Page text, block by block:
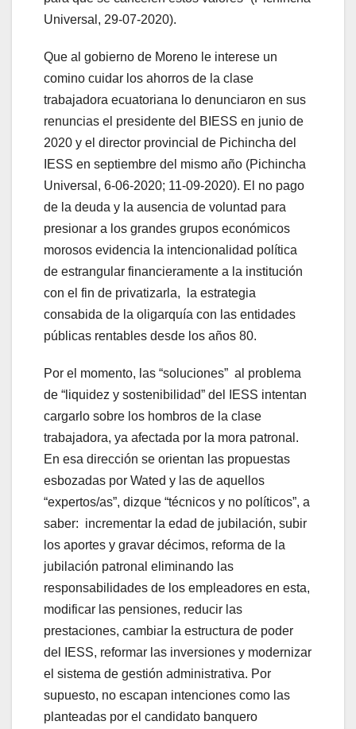
Universal, 29-07-2020).
Que al gobierno de Moreno le interese un
comino cuidar los ahorros de la clase
trabajadora ecuatoriana lo denunciaron en sus
renuncias el presidente del BIESS en junio de
2020 y el director provincial de Pichincha del
IESS en septiembre del mismo año (Pichincha
Universal, 6-06-2020; 11-09-2020). El no pago
de la deuda y la ausencia de voluntad para
presionar a los grandes grupos económicos
morosos evidencia la intencionalidad política
de estrangular financieramente a la institución
con el fin de privatizarla, la estrategia
consabida de la oligarquía con las entidades
públicas rentables desde los años 80.
Por el momento, las “soluciones” al problema
de “liquidez y sostenibilidad” del IESS intentan
cargarlo sobre los hombros de la clase
trabajadora, ya afectada por la mora patronal.
En esa dirección se orientan las propuestas
esbozadas por Wated y las de aquellos
“expertos/as”, dizque “técnicos y no políticos”, a
saber: incrementar la edad de jubilación, subir
los aportes y gravar décimos, reforma de la
jubilación patronal eliminando las
responsabilidades de los empleadores en esta,
modificar las pensiones, reducir las
prestaciones, cambiar la estructura de poder
del IESS, reformar las inversiones y modernizar
el sistema de gestión administrativa. Por
supuesto, no escapan intenciones como las
planteadas por el candidato banquero